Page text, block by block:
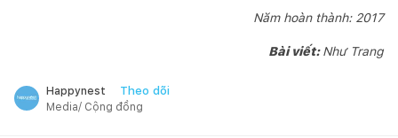
Năm hoàn thành: 2017
Bài viết:Như Trang
Happynest Theo dõi
Media/ Cộng đồng